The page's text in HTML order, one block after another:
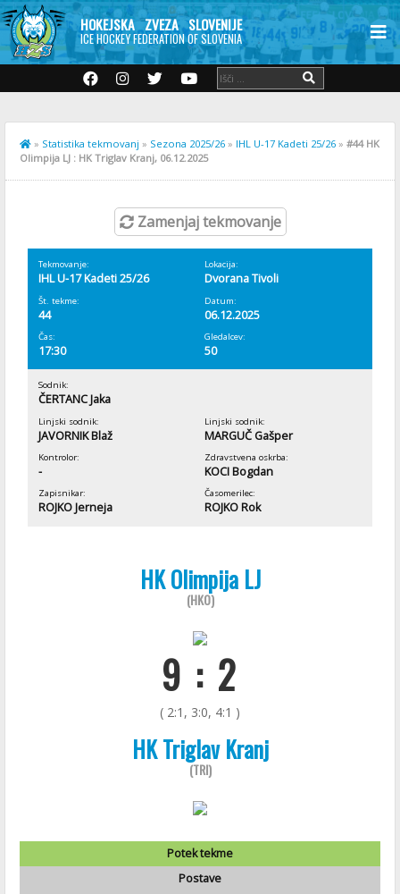
HOKEJSKA ZVEZA SLOVENIJE
ICE HOCKEY FEDERATION OF SLOVENIA
» Statistika tekmovanj » Sezona 2025/26 » IHL U-17 Kadeti 25/26 » #44 HK
Olimpija LJ : HK Triglav Kranj, 06.12.2025
Zamenjaj tekmovanje
Tekmovanje:
IHL U-17 Kadeti 25/26
Lokacija:
Dvorana Tivoli
Št. tekme:
44
Datum:
06.12.2025
Čas:
17:30
Gledalcev:
50
Sodnik:
ČERTANC Jaka
Linjski sodnik:
JAVORNIK Blaž
Linjski sodnik:
MARGUČ Gašper
Kontrolor:
-
Zdravstvena oskrba:
KOCI Bogdan
Zapisnikar:
ROJKO Jerneja
Časomerilec:
ROJKO Rok
HK Olimpija LJ
(HKO)
9 : 2
( 2:1, 3:0, 4:1 )
HK Triglav Kranj
(TRI)
Potek tekme
Postave